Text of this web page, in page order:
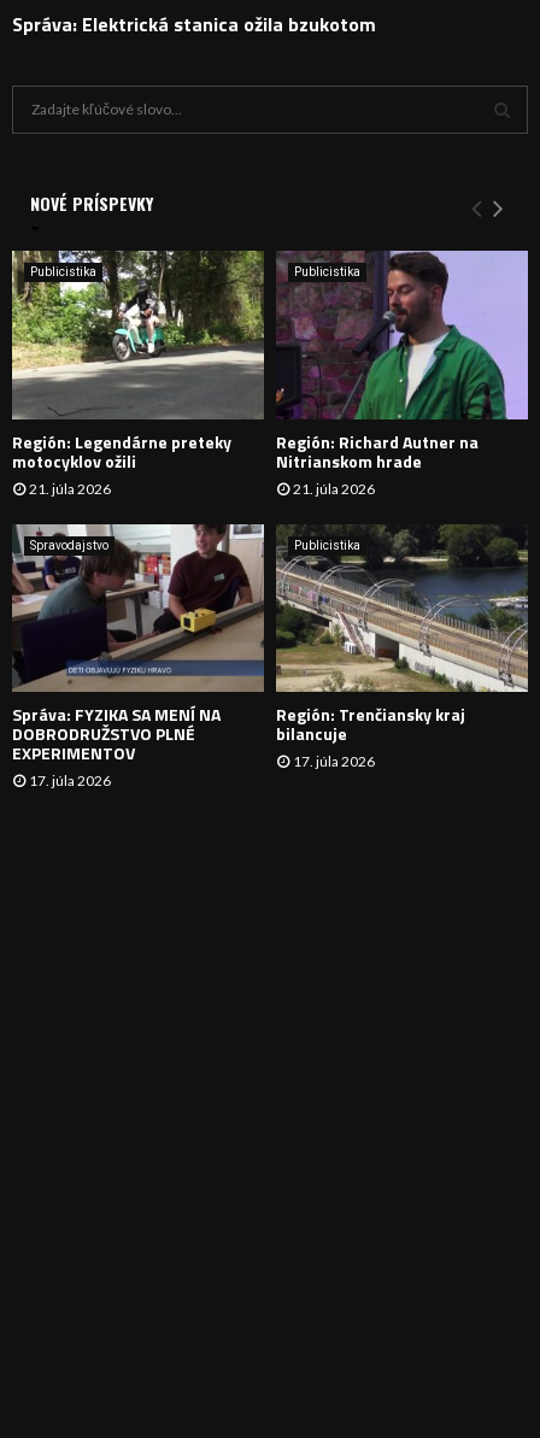
Správa: Elektrická stanica ožila bzukotom
i
e
:
Y
H
D
A
N
I
E
NOVÉ PRÍSPEVKY
Publicistika
Región: Legendárne preteky
motocyklov ožili
21. júla 2026
Publicistika
Región: Richard Autner na
Nitrianskom hrade
21. júla 2026
Spravodajstvo
Správa: FYZIKA SA MENÍ NA
DOBRODRUŽSTVO PLNÉ
EXPERIMENTOV
17. júla 2026
Publicistika
Región: Trenčiansky kraj
bilancuje
17. júla 2026